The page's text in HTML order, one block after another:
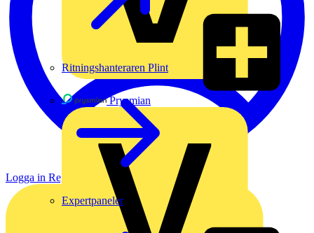
Prysmian
Ritningshanteraren Plint
Expertpaneler
Logga in Registrera dig